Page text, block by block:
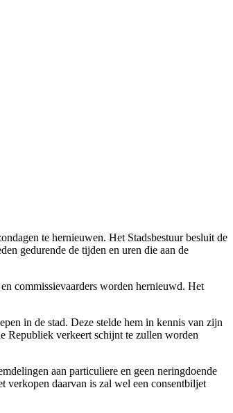
te hernieuwen. Het Stadsbestuur besluit de
gedurende de tijden en uren die aan de
commissievaarders worden hernieuwd. Het
in de stad. Deze stelde hem in kennis van zijn
Republiek verkeert schijnt te zullen worden
aan particuliere en geen neringdoende
verkopen daarvan is zal wel een consentbiljet